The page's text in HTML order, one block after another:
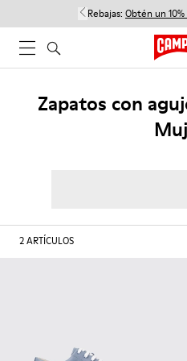
Rebajas: Obtén un
Zapatos con
2ARTÍCULOS